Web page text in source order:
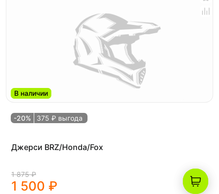
В наличии
-20% 375 ₽ выгода
Джерси BRZ/Honda/Fox
1 875 ₽
1 500 ₽